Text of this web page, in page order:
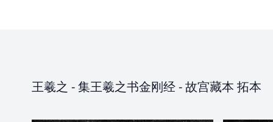
王羲之 -集王羲之书金刚经- 故宫藏本 拓本